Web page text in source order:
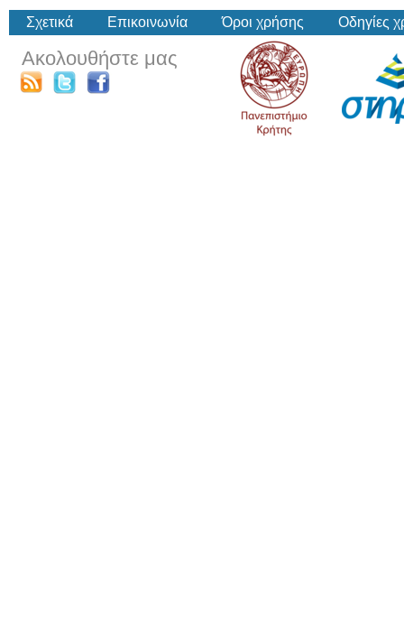
Σχετικά Επικοινωνία Όροι χρήσης Οδηγίες
Ακολουθήστε μας